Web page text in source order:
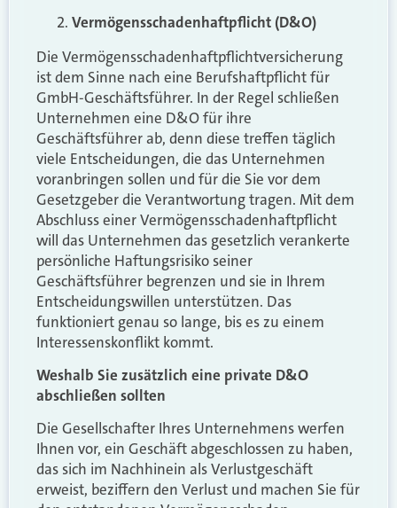
Vermögensschadenhaftpflicht (D&O)
Die Vermögensschadenhaftpflichtversicherung
ist dem Sinne nach eine Berufshaftpflicht für
GmbH-Geschäftsführer. In der Regel schließen
Unternehmen eine D&O für ihre
Geschäftsführer ab, denn diese treffen täglich
viele Entscheidungen, die das Unternehmen
voranbringen sollen und für die Sie vor dem
Gesetzgeber die Verantwortung tragen. Mit dem
Abschluss einer Vermögensschadenhaftpflicht
will das Unternehmen das gesetzlich verankerte
persönliche Haftungsrisiko seiner
Geschäftsführer begrenzen und sie in Ihrem
Entscheidungswillen unterstützen. Das
funktioniert genau so lange, bis es zu einem
Interessenskonflikt kommt.
Weshalb Sie zusätzlich eine private D&O
abschließen sollten
Die Gesellschafter Ihres Unternehmens werfen
Ihnen vor, ein Geschäft abgeschlossen zu haben,
das sich im Nachhinein als Verlustgeschäft
erweist, beziffern den Verlust und machen Sie für